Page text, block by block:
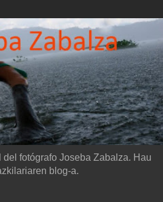
del fotógrafo Joseba Zabalza. Hau
blog-a.